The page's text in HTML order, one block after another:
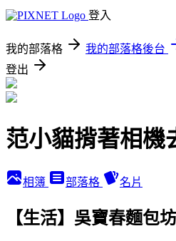
登入
我的部落格 我的部落格後台
登出
范小貓揹著相機
相簿 部落格 名片
【生活】吳寶春麵包